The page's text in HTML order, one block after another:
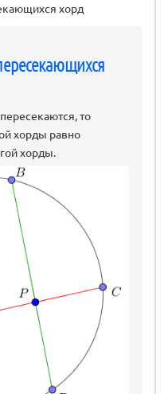
хорд
то
хорды равно
хорды.